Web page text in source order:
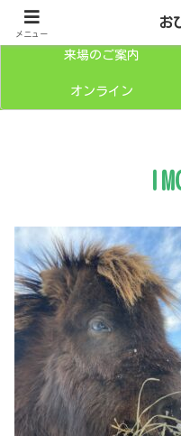
来場のご案内
オンライン
メニュー
お